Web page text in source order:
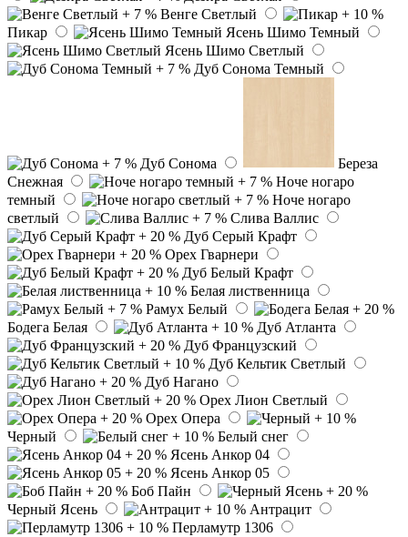
Венге Светлый
Пикар
Ясень Шимо Темный
Ясень Шимо Светлый
Дуб Сонома Темный
Дуб Сонома
Береза
Снежная
Ноче ногаро
темный
Ноче ногаро
светлый
Слива Валлис
Дуб Серый Крафт
Орех Гварнери
Дуб Белый Крафт
Белая лиственница
Рамух Белый
Бодега Белая
Дуб Атланта
Дуб Французский
Дуб Кельтик Светлый
Дуб Нагано
Орех Лион Светлый
Орех Опера
Черный
Белый снег
Ясень Анкор 04
Ясень Анкор 05
Боб Пайн
Черный Ясень
Антрацит
Перламутр 1306